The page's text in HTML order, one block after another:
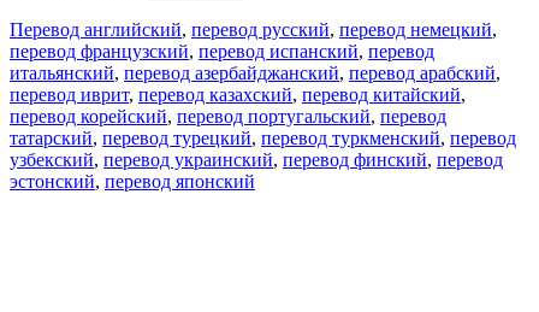
Перевод английский, перевод русский, перевод немецкий,
перевод французский, перевод испанский, перевод
итальянский, перевод азербайджанский, перевод арабский,
перевод иврит, перевод казахский, перевод китайский,
перевод корейский, перевод португальский, перевод
татарский, перевод турецкий, перевод туркменский, перевод
узбекский, перевод украинский, перевод финский, перевод
эстонский, перевод японский